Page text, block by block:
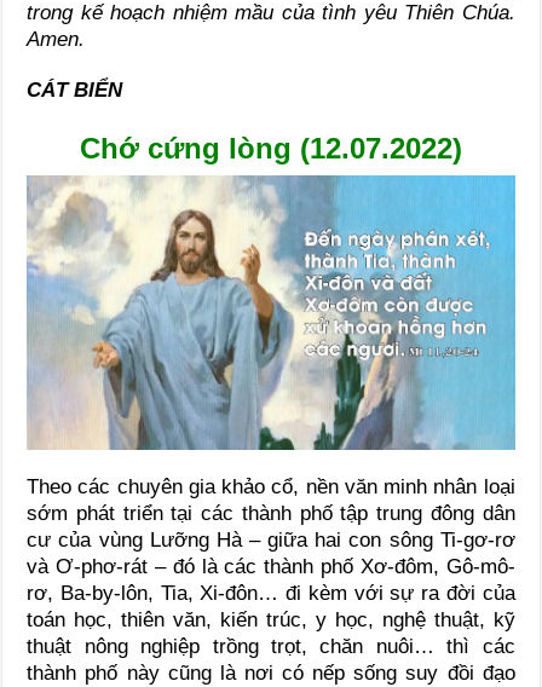
trong kế hoạch nhiệm mầu của tình yêu Thiên Chúa.
Amen.
CÁT BIỂN
Chớ cứng lòng (12.07.2022)
Theo các chuyên gia khảo cổ, nền văn minh nhân loại
sớm phát triển tại các thành phố tập trung đông dân
cư của vùng Lưỡng Hà – giữa hai con sông Ti-gơ-rơ
và Ơ-phơ-rát – đó là các thành phố Xơ-đôm, Gô-mô-
rơ, Ba-by-lôn, Tia, Xi-đôn… đi kèm với sự ra đời của
toán học, thiên văn, kiến trúc, y học, nghệ thuật, kỹ
thuật nông nghiệp trồng trọt, chăn nuôi… thì các
thành phố này cũng là nơi có nếp sống suy đồi đạo